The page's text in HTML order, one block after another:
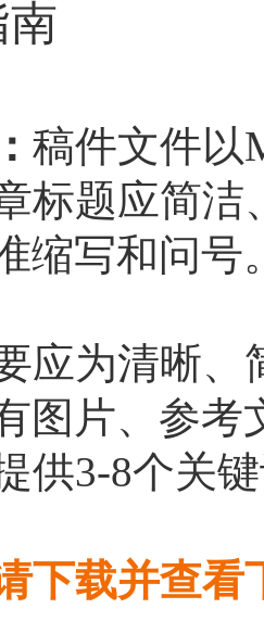
稿件文件以
标题应简洁
缩写和问
应为清晰、
图片、参考
供3-8个关
下载并查看